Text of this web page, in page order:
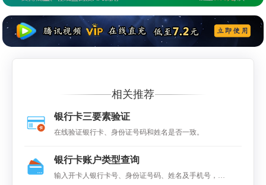
相关推荐
银行卡三要素验证
在线验证银行卡、身份证号码和姓名是否一致。
银行卡账户类型查询
输入开卡人银行卡号、身份证号码、姓名及手机号，查